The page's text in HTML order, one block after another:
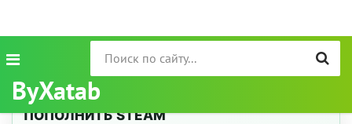
ByXatab
ПОПОЛНИТЬ STEAM